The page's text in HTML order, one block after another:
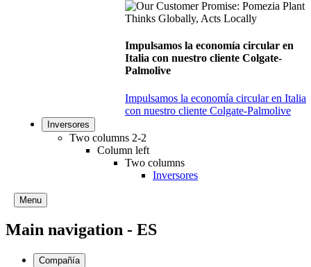
Impulsamos la economía circular en
Italia con nuestro cliente Colgate-
Palmolive
Impulsamos la economía circular en Italia
con nuestro cliente Colgate-Palmolive
Inversores
Two columns 2-2
Column left
Two columns
Inversores
Menu
Main navigation - ES
Compañía